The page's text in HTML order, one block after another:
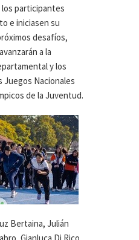
participantes
e iniciasen su
desafíos,
a la
y los
Juegos Nacionales
de la Juventud.
Bertaina, Julián
Gianluca Di Rico,